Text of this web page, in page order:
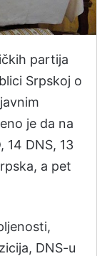
partija
Srpskoj o
je da na
14 DNS, 13
a pet
DNS-u